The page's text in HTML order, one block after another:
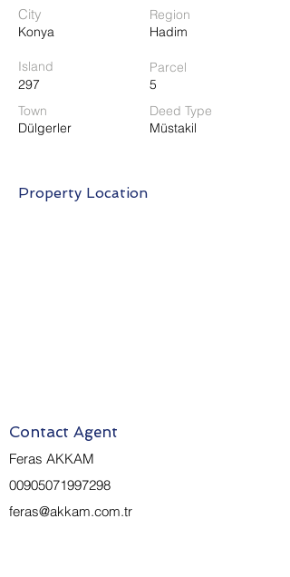
City
Konya
Island
297
Town
Dülgerler
Region
Hadim
Parcel
5
Deed Type
Müstakil
Property Location
Contact Agent
Feras AKKAM
00905071997298
feras@akkam.com.tr